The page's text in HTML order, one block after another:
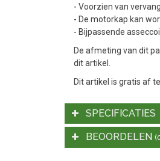
- Voorzien van
- De motorkap kan
- Bijpassende
De afmeting van dit
dit artikel.
Dit artikel is gratis af
SPECIFICATIES
BEOORDELEN